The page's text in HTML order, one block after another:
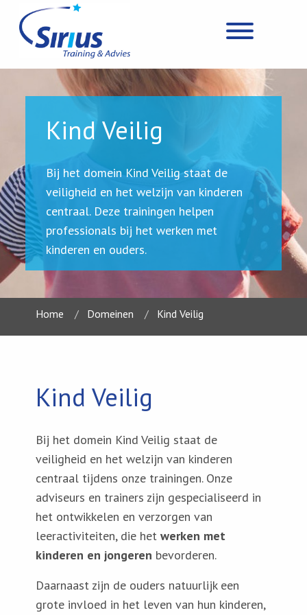
Kind Veilig
Bij het domein Kind Veilig staat de
veiligheid en het welzijn van kinderen
centraal.Deze trainingen helpen
professionals bij het werken met
kinderen en ouders.
Home Domeinen Kind Veilig
Kind Veilig
Bij het domein Kind Veilig staat de
veiligheid en het welzijn van kinderen
centraal tijdens onze trainingen. Onze
adviseurs en trainers zijn gespecialiseerd in
het ontwikkelen en verzorgen van
leeractiviteiten, die hetwerken met
kinderen en jongeren bevorderen.
Daarnaast zijn de ouders natuurlijk een
grote invloed in het leven van hun kinderen,